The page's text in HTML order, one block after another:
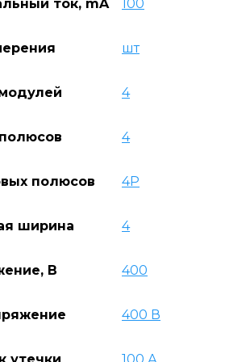
ток, mA 100
шт
4
4
полюсов 4P
ширина 4
В 400
400 В
утечки 100 А